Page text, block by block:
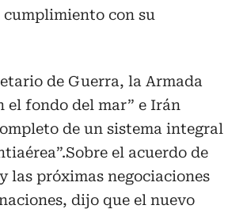
cumplimiento con su
de Guerra, la Armada
el fondo del mar” e Irán
de un sistema integral
el acuerdo de
las próximas negociaciones
dijo que el nuevo